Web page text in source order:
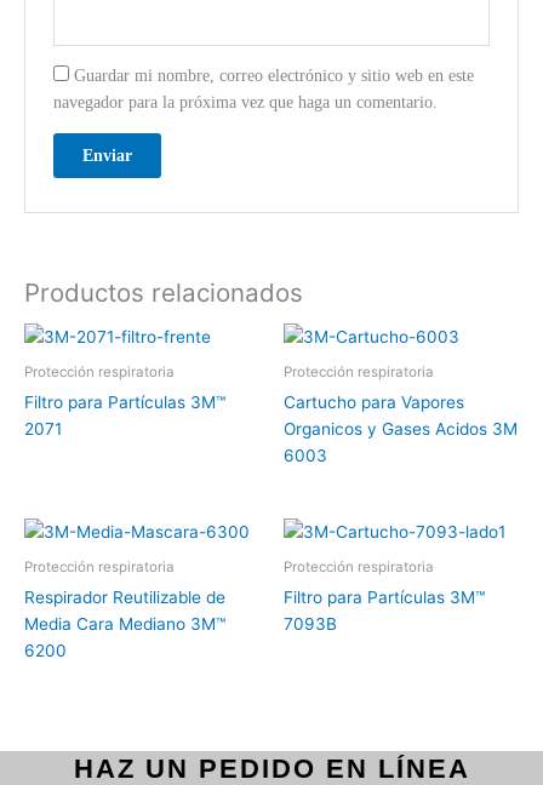
Guardar mi nombre, correo electrónico y sitio web en este
navegador para la próxima vez que haga un comentario.
Productos relacionados
Protección respiratoria
Filtro para Partículas 3M™
2071
Protección respiratoria
Cartucho para Vapores
Organicos y Gases Acidos 3M
6003
Protección respiratoria
Respirador Reutilizable de
Media Cara Mediano 3M™
6200
Protección respiratoria
Filtro para Partículas 3M™
7093B
HAZ UN PEDIDO EN LÍNEA